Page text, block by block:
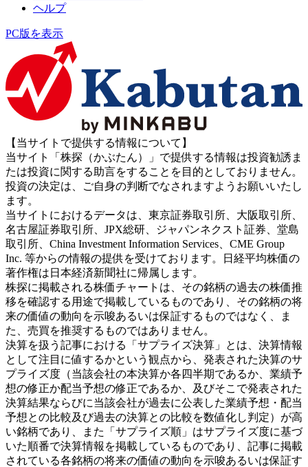
ヘルプ
PC版を表示
【当サイトで提供する情報について】
当サイト「株探（かぶたん）」で提供する情報は投資勧誘ま
たは投資に関する助言をすることを目的としておりません。
投資の決定は、ご自身の判断でなされますようお願いいたし
ます。
当サイトにおけるデータは、東京証券取引所、大阪取引所、
名古屋証券取引所、JPX総研、ジャパンネクスト証券、堂島
取引所、China Investment Information Services、CME Group
Inc. 等からの情報の提供を受けております。日経平均株価の
著作権は日本経済新聞社に帰属します。
株探に掲載される株価チャートは、その銘柄の過去の株価推
移を確認する用途で掲載しているものであり、その銘柄の将
来の価値の動向を示唆あるいは保証するものではなく、ま
た、売買を推奨するものではありません。
決算を扱う記事における「サプライズ決算」とは、決算情報
として注目に値するかという観点から、発表された決算のサ
プライズ度（当該会社の本決算か各四半期であるか、業績予
想の修正か配当予想の修正であるか、及びそこで発表された
決算結果ならびに当該会社が過去に公表した業績予想・配当
予想との比較及び過去の決算との比較を数値化し判定）が高
い銘柄であり、また「サプライズ順」はサプライズ度に基づ
いた順番で決算情報を掲載しているものであり、記事に掲載
されている各銘柄の将来の価値の動向を示唆あるいは保証す